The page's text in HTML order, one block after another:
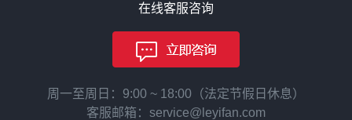
在线客服咨询
周一至周日：9:00 ~ 18:00（法定节假日休息）
客服邮箱：service@leyifan.com